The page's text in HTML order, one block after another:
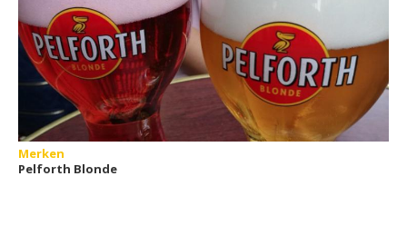
Merken
Pelforth Blonde